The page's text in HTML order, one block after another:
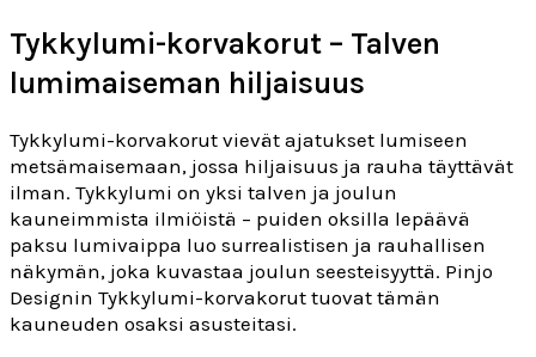
Tykkylumi-korvakorut – Talven
lumimaiseman hiljaisuus
Tykkylumi-korvakorut vievät ajatukset lumiseen
metsämaisemaan, jossa hiljaisuus ja rauha täyttävät
ilman. Tykkylumi on yksi talven ja joulun
kauneimmista ilmiöistä – puiden oksilla lepäävä
paksu lumivaippa luo surrealistisen ja rauhallisen
näkymän, joka kuvastaa joulun seesteisyyttä. Pinjo
Designin Tykkylumi-korvakorut tuovat tämän
kauneuden osaksi asusteitasi.